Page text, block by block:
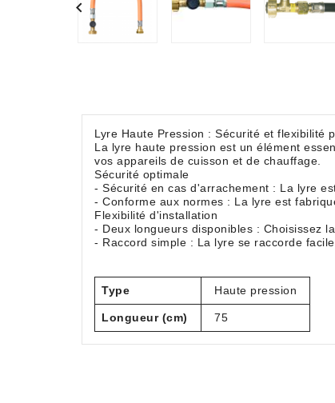

Lyre Haute Pression : Sécurité et flexibilité
La lyre haute pression est un élément
vos appareils de cuisson et de chauffage.
Sécurité optimale
- Sécurité en cas d'arrachement : La lyre
- Conforme aux normes : La lyre est
Flexibilité d'installation
- Deux longueurs disponibles : Choisissez
- Raccord simple : La lyre se raccorde
Type Haute pression
Longueur (cm) 75